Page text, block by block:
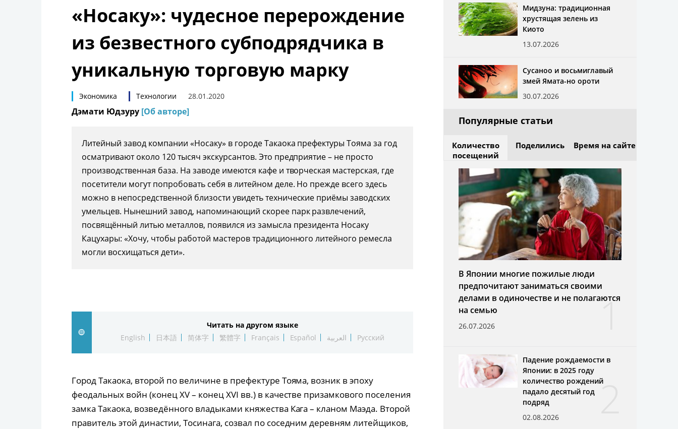
«Носаку»: чудесное перерождение
из безвестного субподрядчика в
уникальную торговую марку
Экономика Технологии 28.01.2020
Дэмати Юдзуру [Об авторе]
Литейный завод компании «Носаку» в городе Такаока префектуры Тояма за год
осматривают около 120 тысяч экскурсантов. Это предприятие – не просто
производственная база. На заводе имеются кафе и творческая мастерская, где
посетители могут попробовать себя в литейном деле. Но прежде всего здесь
можно в непосредственной близости увидеть технические приёмы заводских
умельцев. Нынешний завод, напоминающий скорее парк развлечений,
посвящённый литью металлов, появился из замысла президента Носаку
Кацухары: «Хочу, чтобы работой мастеров традиционного литейного ремесла
могли восхищаться дети».
Читать на другом языке
English
日本語 简体字 繁體字 Français Español العربية Русский
Город Такаока, второй по величине в префектуре Тояма, возник в эпоху
феодальных войн (конец XV – конец XVI вв.) в качестве призамкового поселения
замка Такаока, возведённого владыками княжества Кага – кланом Маэда. Второй
правитель этой династии, Тосинага, созвал по соседним деревням литейщиков,
Мидзуна: традиционная
хрустящая зелень из
Киото
13.07.2026
Сусаноо и восьмиглавый
змей Ямата-но ороти
30.07.2026
Популярные статьи
Количество
посещений
Поделились Время на сайте
1
В Японии многие пожилые люди
предпочитают заниматься своими
делами в одиночестве и не полагаются
на семью
26.07.2026
2
Падение рождаемости в
Японии: в 2025 году
количество рождений
падало десятый год
подряд
02.08.2026